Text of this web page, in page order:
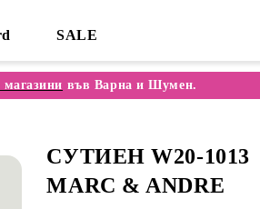
SALE
във Варна и Шумен.
СУТИЕН W20-1013
MARC & ANDRE